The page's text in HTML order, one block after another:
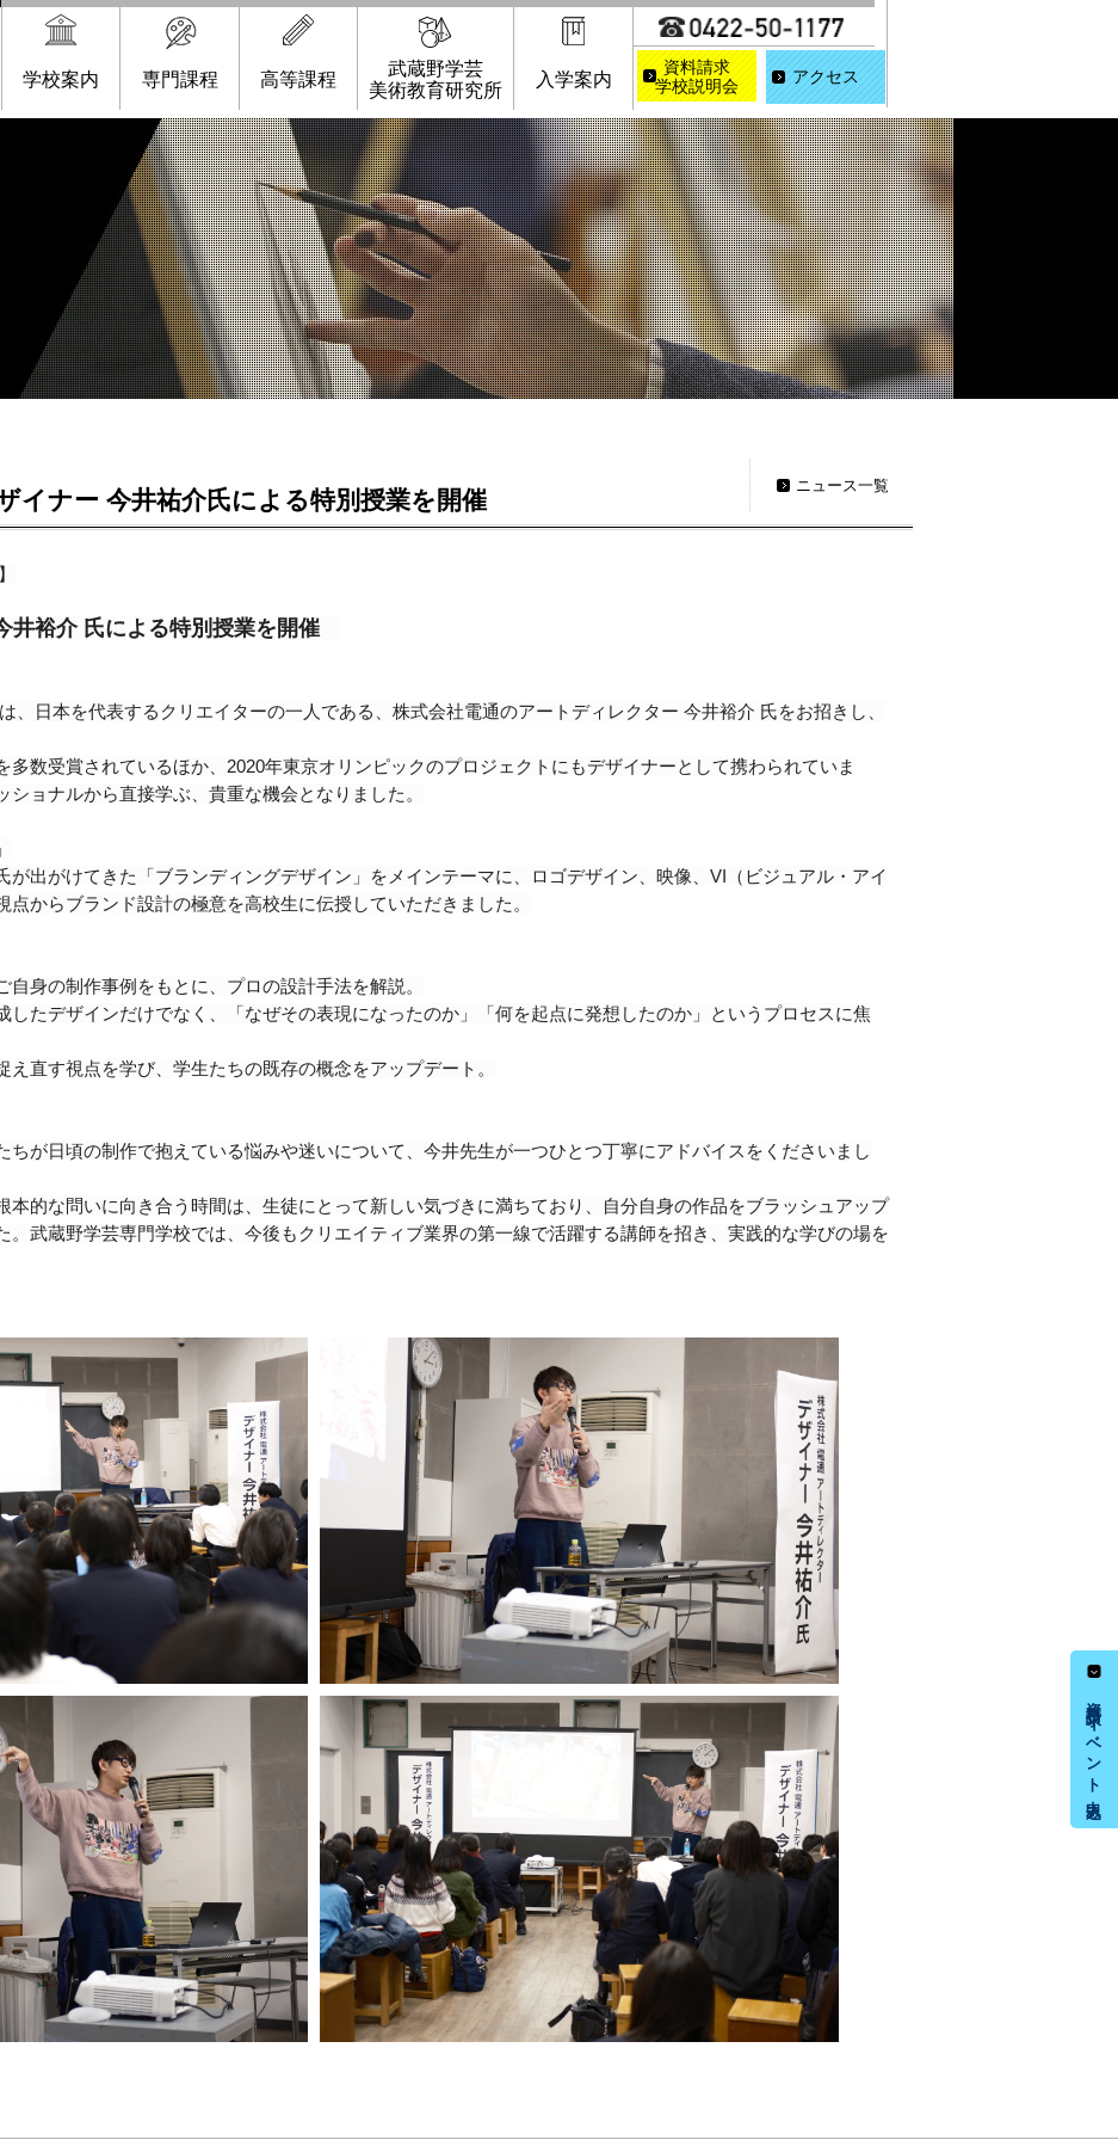
学校案内 専門課程 高等課程
武蔵野学芸
美術教育研究所
入学案内
資料請求
学校説明会
アクセス
ニュース一覧
イナー 今井祐介氏による特別授業を開催
井裕介 氏による特別授業を開催
、日本を代表するクリエイターの一人である、株式会社電通のアートディレクター 今井裕介 氏をお招きし、
多数受賞されているほか、2020年東京オリンピックのプロジェクトにもデザイナーとして携わられていま
ョナルから直接学ぶ、貴重な機会となりました。
が出がけてきた「ブランディングデザイン」をメインテーマに、ロゴデザイン、映像、VI（ビジュアル・アイ
からブランド設計の極意を高校生に伝授していただきました。
自身の制作事例をもとに、プロの設計手法を解説。
したデザインだけでなく、「なぜその表現になったのか」「何を起点に発想したのか」というプロセスに焦
え直す視点を学び、学生たちの既存の概念をアップデート。
ちが日頃の制作で抱えている悩みや迷いについて、今井先生が一つひとつ丁寧にアドバイスをくださいまし
本的な問いに向き合う時間は、生徒にとって新しい気づきに満ちており、自分自身の作品をブラッシュアップ
。武蔵野学芸専門学校では、今後もクリエイティブ業界の第一線で活躍する講師を招き、実践的な学びの場を
資料請求・イベント申込み